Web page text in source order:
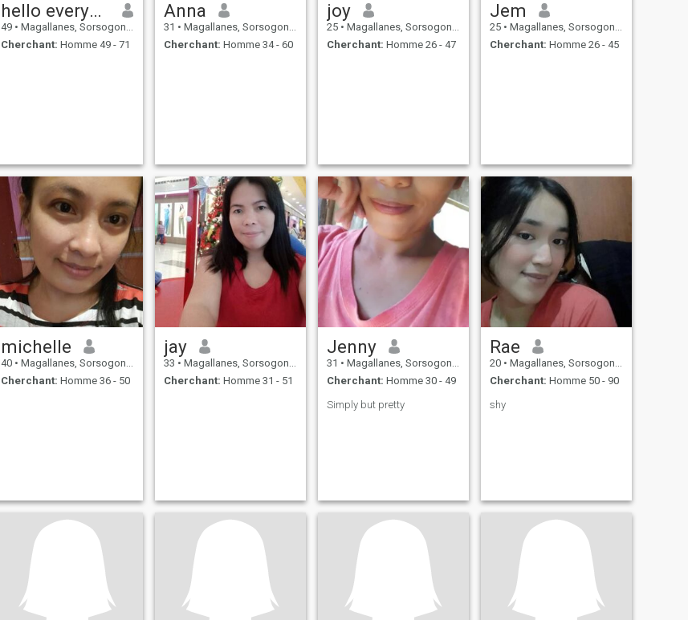
hello everyone good morning
49 • Magallanes, Sorsogon, Philippines
Cherchant: Homme 49 - 71
Anna
31 • Magallanes, Sorsogon, Philippines
Cherchant: Homme 34 - 60
joy
25 • Magallanes, Sorsogon, Philippines
Cherchant: Homme 26 - 47
Jem
25 • Magallanes, Sorsogon, Philippines
Cherchant: Homme 26 - 45
michelle
40 • Magallanes, Sorsogon, Philippines
Cherchant: Homme 36 - 50
jay
33 • Magallanes, Sorsogon, Philippines
Cherchant: Homme 31 - 51
Jenny
31 • Magallanes, Sorsogon, Philippines
Cherchant: Homme 30 - 49
Simply but pretty
Rae
20 • Magallanes, Sorsogon, Philippines
Cherchant: Homme 50 - 90
shy